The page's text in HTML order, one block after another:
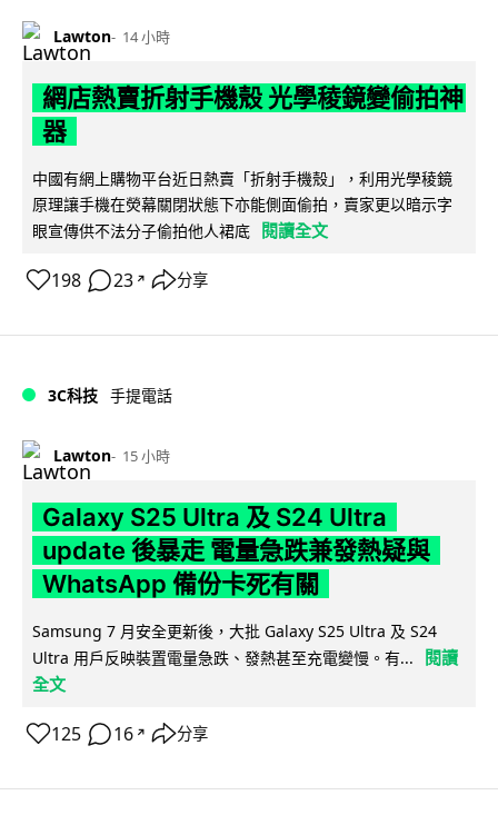
Lawton 14 小時
網店熱賣折射手機殼 光學稜鏡變偷拍神
器
中國有網上購物平台近日熱賣「折射手機殼」，利用光學稜鏡
原理讓手機在熒幕關閉狀態下亦能側面偷拍，賣家更以暗示字
眼宣傳供不法分子偷拍他人裙底 閱讀全文
198 23 ↗ 分享
3C科技 手提電話
Lawton 15 小時
Galaxy S25 Ultra 及 S24 Ultra
update 後暴走 電量急跌兼發熱疑與
WhatsApp 備份卡死有關
Samsung 7 月安全更新後，大批 Galaxy S25 Ultra 及 S24
Ultra 用戶反映裝置電量急跌、發熱甚至充電變慢。有...
閱讀
全文
125 16 ↗ 分享